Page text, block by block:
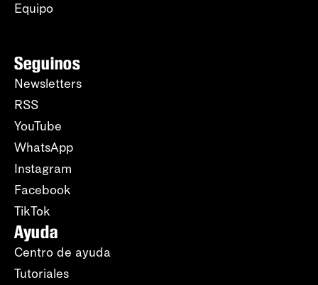
Equipo
Seguinos
Newsletters
RSS
YouTube
WhatsApp
Instagram
Facebook
TikTok
Ayuda
Centro de ayuda
Tutoriales